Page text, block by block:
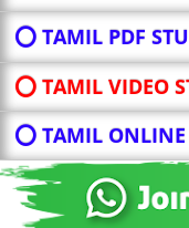
⭕ TAMIL PDF
⭕ TAMIL VIDEO
⭕ TAMIL ONLINE